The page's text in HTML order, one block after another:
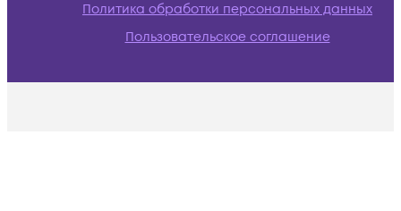
Политика обработки персональных данных
Пользовательское соглашение